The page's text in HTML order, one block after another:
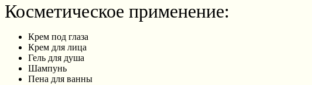
Косметическое применение:
Крем под глаза
Крем для лица
Гель для душа
Шампунь
Пена для ванны